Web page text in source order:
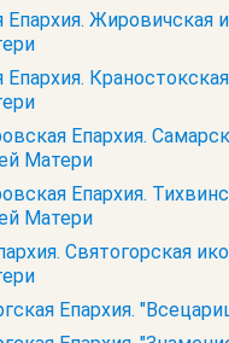
Епархия. Жировичская
Епархия.
Епархия.
Матери
Епархия.
Матери
Святогорская
Епархия.